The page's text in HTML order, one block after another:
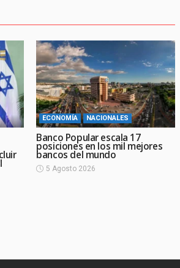
ECONOMÍA NACIONALES
Banco Popular escala 17
posiciones en los mil mejores
bancos del mundo
5 Agosto 2026